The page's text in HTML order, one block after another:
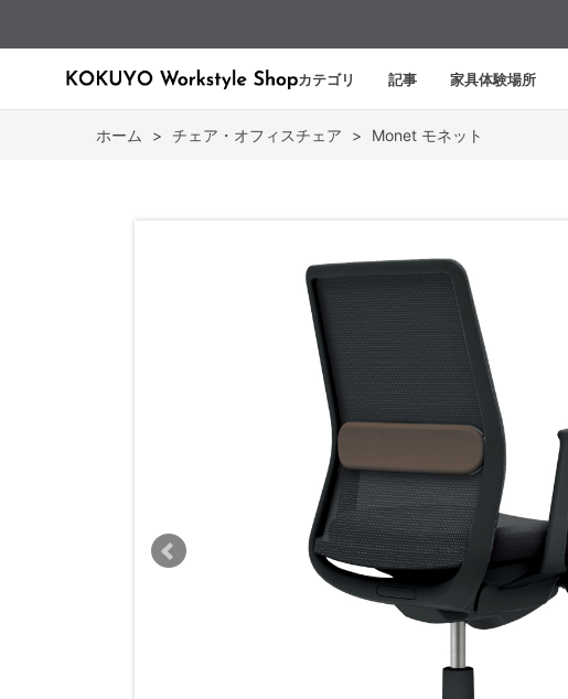
カテゴリ 記事 家具体験場所
ホーム > チェア・オフィスチェア > Monet モネット